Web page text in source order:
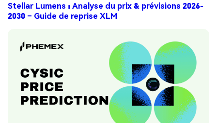
Stellar Lumens : Analyse du prix & prévisions 2026-
2030 – Guide de reprise XLM